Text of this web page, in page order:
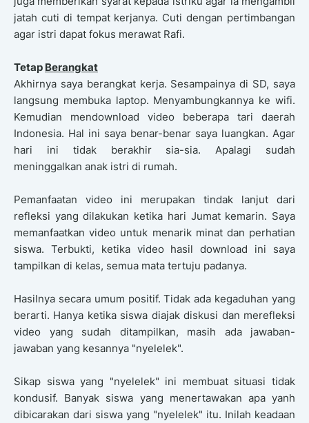
jatah cuti di tempat kerjanya. Cuti dengan pertimbangan
agar istri dapat fokus merawat Rafi.
Tetap Berangkat
Akhirnya saya berangkat kerja. Sesampainya di SD, saya
langsung membuka laptop. Menyambungkannya ke wifi.
Kemudian mendownload video beberapa tari daerah
Indonesia. Hal ini saya benar-benar saya luangkan. Agar
hari ini tidak berakhir sia-sia. Apalagi sudah
meninggalkan anak istri di rumah.
Pemanfaatan video ini merupakan tindak lanjut dari
refleksi yang dilakukan ketika hari Jumat kemarin. Saya
memanfaatkan video untuk menarik minat dan perhatian
siswa. Terbukti, ketika video hasil download ini saya
tampilkan di kelas, semua mata tertuju padanya.
Hasilnya secara umum positif. Tidak ada kegaduhan yang
berarti. Hanya ketika siswa diajak diskusi dan merefleksi
video yang sudah ditampilkan, masih ada jawaban-
jawaban yang kesannya "nyelelek".
Sikap siswa yang "nyelelek" ini membuat situasi tidak
kondusif. Banyak siswa yang menertawakan apa yanh
dibicarakan dari siswa yang "nyelelek" itu. Inilah keadaan